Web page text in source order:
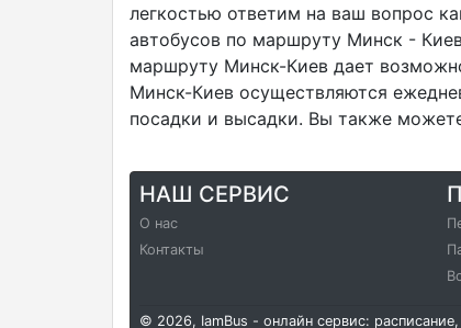
легкостью ответим на ваш вопрос
автобусов по маршруту Минск -
маршруту Минск-Киев дает
Минск-Киев осуществляются
посадки и высадки. Вы также
НАШ СЕРВИС
О нас
Контакты
© 2026, IamBus - онлайн сервис: